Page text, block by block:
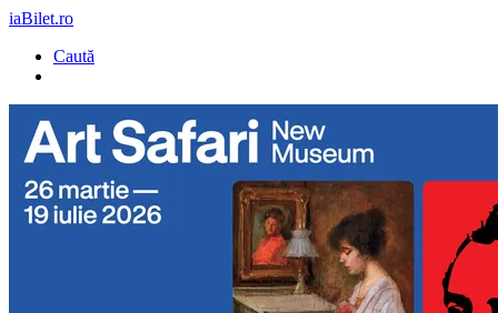
iaBilet.ro
Caută